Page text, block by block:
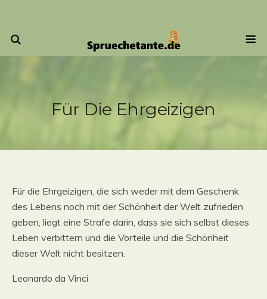
Für Die Ehrgeizigen
Für die Ehrgeizigen, die sich weder mit dem Geschenk
des Lebens noch mit der Schönheit der Welt zufrieden
geben, liegt eine Strafe darin, dass sie sich selbst dieses
Leben verbittern und die Vorteile und die Schönheit
dieser Welt nicht besitzen.
Leonardo da Vinci